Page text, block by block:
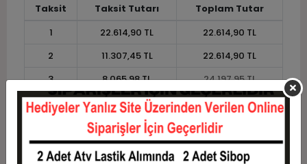
Taksit Taksit Tutarı
Toplam Tutar
1
22.614,90 TL
22.614,90 TL
2
11.307,45 TL
22.614,90 TL
3
8.065,98 TL
24.197,95 TL
4
6.162,56 TL
24.650,24 TL
5.020,51 TL
25.102,54 TL
6
4.259,14 TL
25.554,84 TL